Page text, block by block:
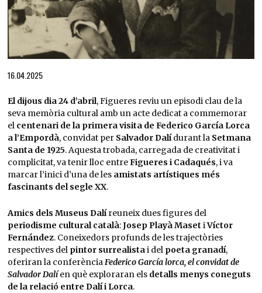
16.04.2025
El dijous dia 24 d’abril, Figueres reviu un episodi clau de la
seva memòria cultural amb un acte dedicat a commemorar
el centenari de la primera visita de Federico García Lorca
a l’Empordà, convidat per Salvador Dalídurant la Setmana
Santa de 1925. Aquesta trobada, carregada de creativitat i
complicitat, va tenir lloc entreFigueres i Cadaqués, i va
marcar l’inici d’una de les amistats artístiques més
fascinants del segle XX.
Amics dels Museus Dalí reuneix dues figures del
periodisme cultural català:Josep Playà Maset iVíctor
Fernández. Coneixedors profunds de les trajectòries
respectives del pintor surrealistai del poeta granadí,
oferiran la conferènciaFederico García lorca, el convidat de
Salvador Dalí en què exploraran els detalls menys coneguts
de la relació entre Dalí i Lorca.